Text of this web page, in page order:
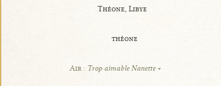
Théone, Libye
théone
Air : Trop aimable Nanette